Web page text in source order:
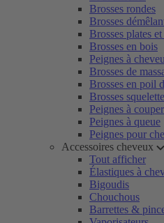
Brosses rondes
Brosses
Brosses plates
Brosses en bois
Peignes à
Brosses de
Brosses en poil
Brosses
Peignes à
Peignes à queue
Peignes pour
Accessoires cheveux
Tout afficher
Élastiques à
Bigoudis
Chouchous
Barrettes &